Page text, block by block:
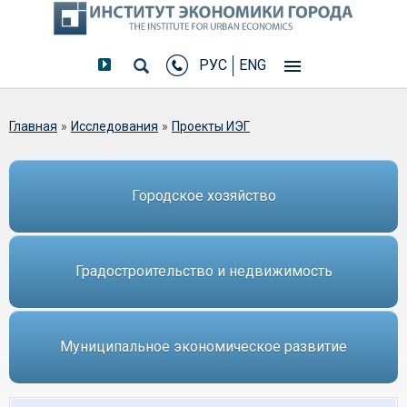
РУС ENG
Вы здесь
Главная » Исследования » Проекты ИЭГ
Городское хозяйство
Градостроительство и недвижимость
Муниципальное экономическое развитие